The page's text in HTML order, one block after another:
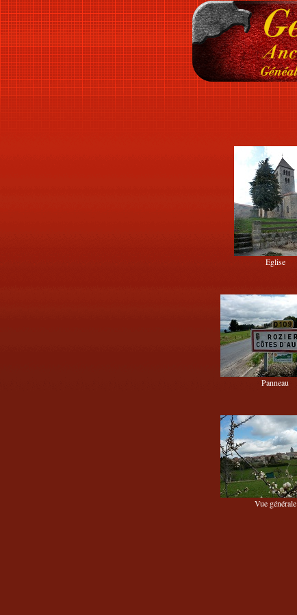
Eglise
Panneau
Vue générale